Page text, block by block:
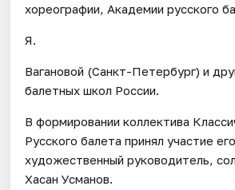
хореографии, Академии русского
Я.
Вагановой (Санкт-Петербург) и
балетных школ России.
В формировании коллектива
Русского балета принял участие его
художественный руководитель,
Хасан Усманов.